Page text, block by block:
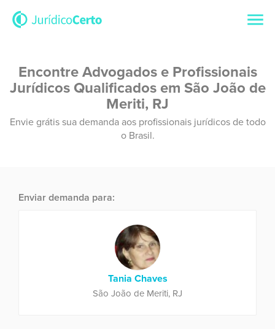
Encontre Advogados e Profissionais
Jurídicos Qualificados em São João de
Meriti, RJ
Envie grátis sua demanda aos profissionais jurídicos de todo
o Brasil.
Enviar demanda para:
Tania Chaves
São João de Meriti, RJ